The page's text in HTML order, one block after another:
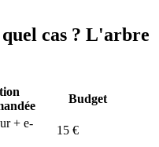
cas ? L'arbre
Budget
+ e-
15 €